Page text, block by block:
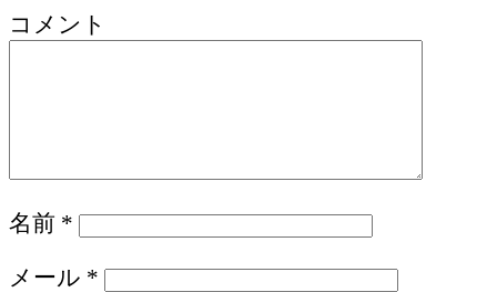
コメント
名前 *
メール *